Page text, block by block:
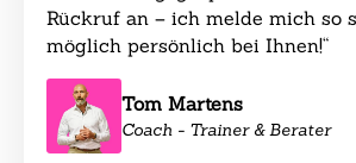
Rückruf an – ich melde mich so
möglich persönlich bei Ihnen!“
Tom Martens
Coach - Trainer & Berater